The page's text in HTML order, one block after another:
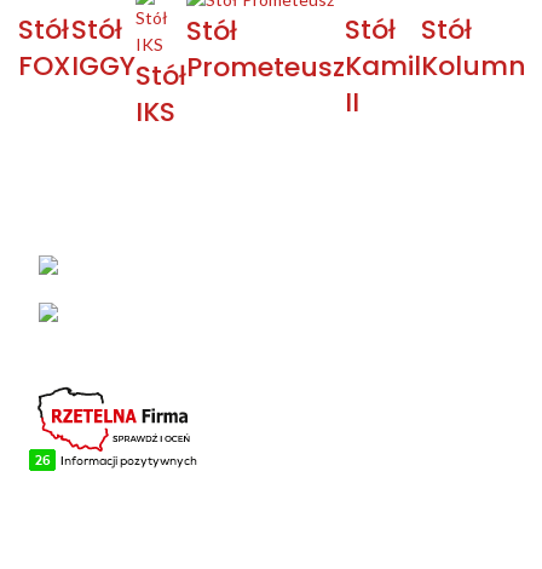
Stół
FOX
Stół
IGGYStół
IKS
Stół
Prometeusz
Stół
Kamil
II
Stół